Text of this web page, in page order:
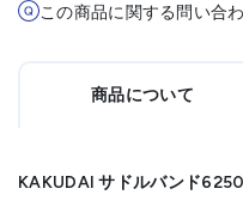
この商品に関する問い合
商品について
KAKUDAI サドルバンド